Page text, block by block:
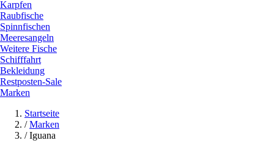
Karpfen
Raubfische
Spinnfischen
Meeresangeln
Weitere Fische
Schifffahrt
Bekleidung
Restposten-Sale
Marken
Startseite
/ Marken
/ Iguana